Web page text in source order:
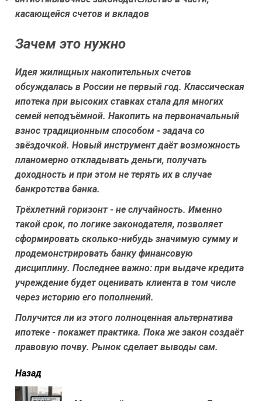
касающейся счетов и вкладов
Зачем это нужно
Идея жилищных накопительных счетов
обсуждалась в России не первый год. Классическая
ипотека при высоких ставках стала для многих
семей неподъёмной. Накопить на первоначальный
взнос традиционным способом - задача со
звёздочкой. Новый инструмент даёт возможность
планомерно откладывать деньги, получать
доходность и при этом не терять их в случае
банкротства банка.
Трёхлетний горизонт - не случайность. Именно
такой срок, по логике законодателя, позволяет
сформировать сколько-нибудь значимую сумму и
продемонстрировать банку финансовую
дисциплину. Последнее важно: при выдаче кредита
учреждение будет оценивать клиента в том числе
через историю его пополнений.
Получится ли из этого полноценная альтернатива
ипотеке - покажет практика. Пока же закон создаёт
правовую почву. Рынок сделает выводы сам.
читать
еще
Назад